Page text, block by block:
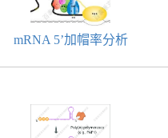
mRNA 5’加帽率分析